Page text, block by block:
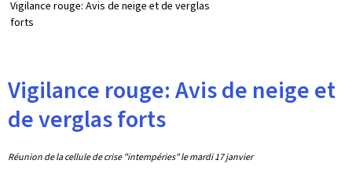
Vigilance rouge: Avis de neige et de verglas
forts
Vigilance rouge: Avis de neige et
de verglas forts
Réunion de la cellule de crise "intempéries" le mardi 17 janvier